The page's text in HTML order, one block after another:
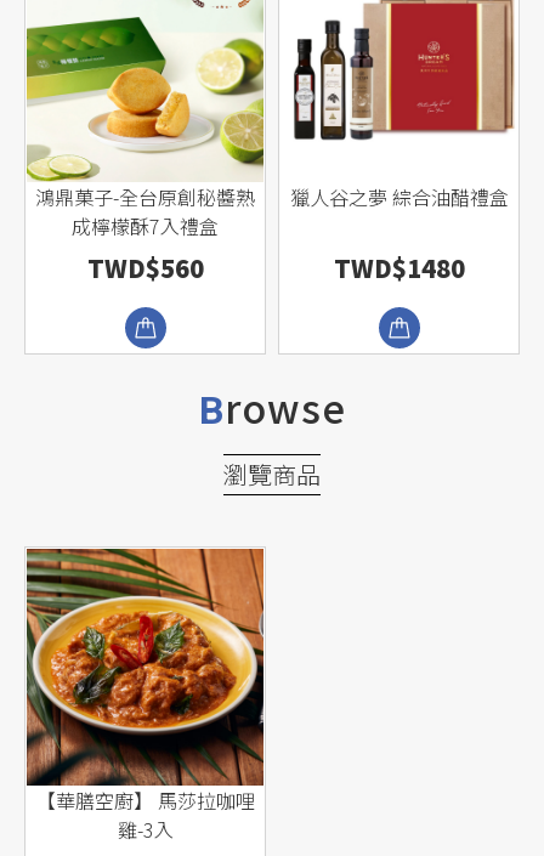
鴻鼎菓子-全台原創秘醬熟
成檸檬酥7入禮盒
TWD$560
獵人谷之夢 綜合油醋禮盒
TWD$1480
Browse
瀏覽商品
【華膳空廚】 馬莎拉咖哩
雞-3入